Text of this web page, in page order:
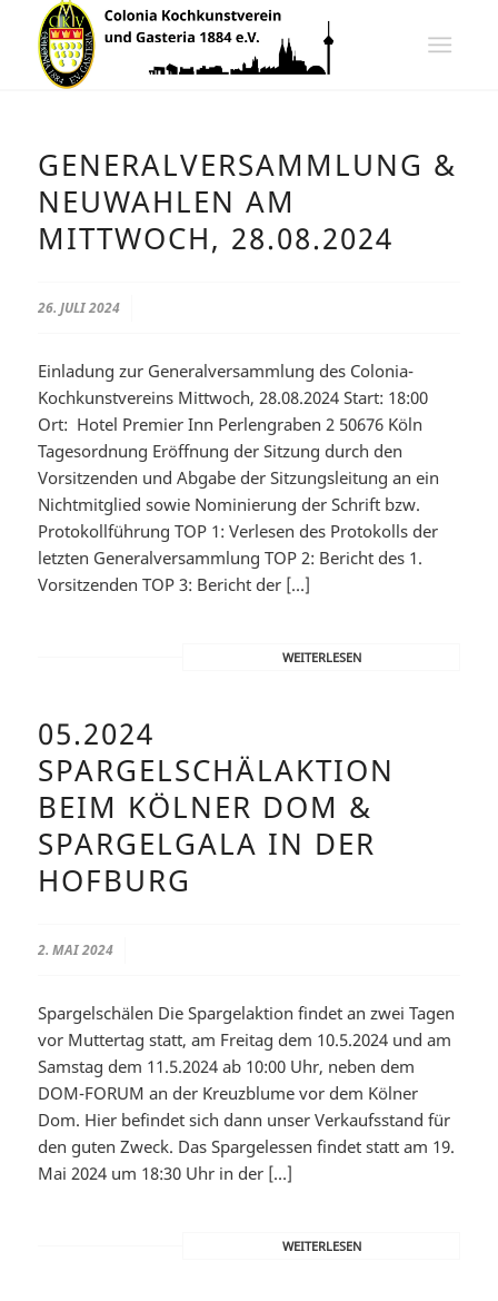
GENERALVERSAMMLUNG &
NEUWAHLEN AM
MITTWOCH, 28.08.2024
26. JULI 2024
Einladung zur Generalversammlung des Colonia-
Kochkunstvereins Mittwoch, 28.08.2024 Start: 18:00
Ort: Hotel Premier Inn Perlengraben 2 50676 Köln
Tagesordnung Eröffnung der Sitzung durch den
Vorsitzenden und Abgabe der Sitzungsleitung an ein
Nichtmitglied sowie Nominierung der Schrift bzw.
Protokollführung TOP 1: Verlesen des Protokolls der
letzten Generalversammlung TOP 2: Bericht des 1.
Vorsitzenden TOP 3: Bericht der […]
WEITERLESEN
05.2024
SPARGELSCHÄLAKTION
BEIM KÖLNER DOM &
SPARGELGALA IN DER
HOFBURG
2. MAI 2024
Spargelschälen Die Spargelaktion findet an zwei Tagen
vor Muttertag statt, am Freitag dem 10.5.2024 und am
Samstag dem 11.5.2024 ab 10:00 Uhr, neben dem
DOM-FORUM an der Kreuzblume vor dem Kölner
Dom. Hier befindet sich dann unser Verkaufsstand für
den guten Zweck. Das Spargelessen findet statt am 19.
Mai 2024 um 18:30 Uhr in der […]
WEITERLESEN